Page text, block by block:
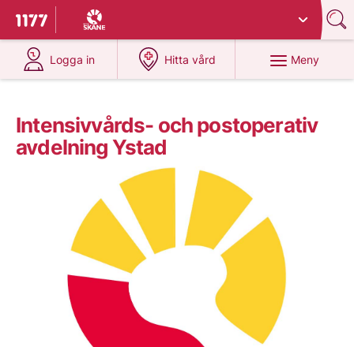
Till startsidan för 1177
Du har valt region
Logga in
på 1177.se
Hitta vård
på 1177.se
Meny
Intensivvårds- och postoperativ
avdelning Ystad